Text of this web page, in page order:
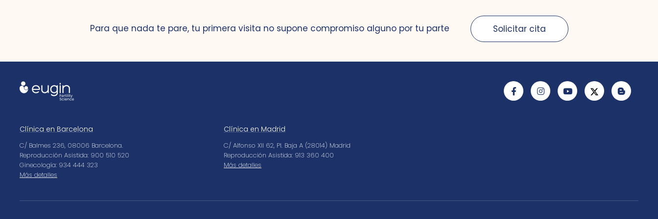
Para que nada te pare, tu primera visita no supone compromiso alguno por tu parte Solicitar cita
Clínica en Barcelona
C/ Balmes 236, 08006 Barcelona.
Reproducción Asistida: 900 510 520
Ginecología: 934 444 323
Más detalles
Clínica en Madrid
C/ Alfonso XII 62, Pl. Baja A (28014) Madrid
Reproducción Asistida: 913 360 400
Más detalles